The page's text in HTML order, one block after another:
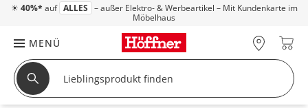
☀ 40%* auf ALLES – außer Elektro- & Werbeartikel – Mit Kundenkarte im
Möbelhaus
MENÜ